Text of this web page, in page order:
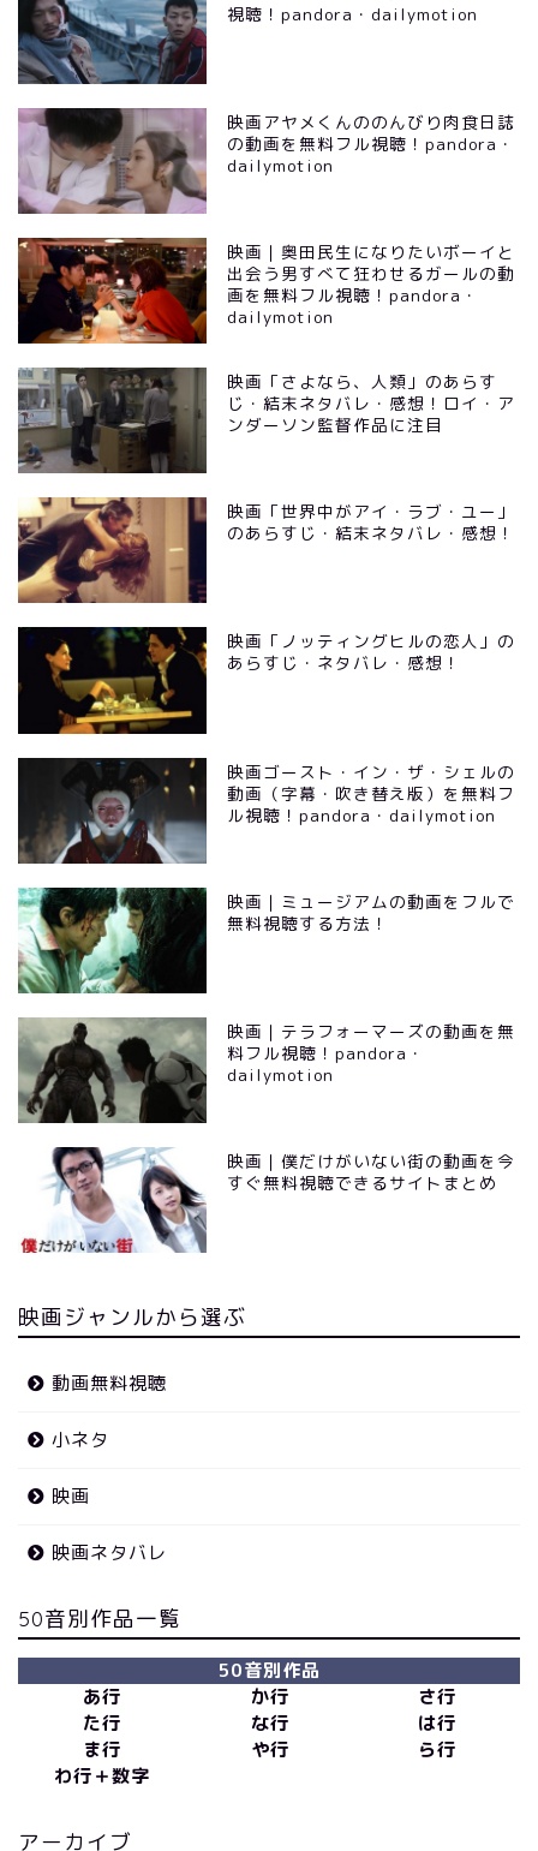
視聴！pandora・dailymotion
映画アヤメくんののんびり肉食日誌
の動画を無料フル視聴！pandora・
dailymotion
映画｜奥田民生になりたいボーイと
出会う男すべて狂わせるガールの動
画を無料フル視聴！pandora・
dailymotion
映画「さよなら、人類」のあらす
じ・結末ネタバレ・感想！ロイ・ア
ンダーソン監督作品に注目
映画「世界中がアイ・ラブ・ユー」
のあらすじ・結末ネタバレ・感想！
映画「ノッティングヒルの恋人」の
あらすじ・ネタバレ・感想！
映画ゴースト・イン・ザ・シェルの
動画（字幕・吹き替え版）を無料フ
ル視聴！pandora・dailymotion
映画｜ミュージアムの動画をフルで
無料視聴する方法！
映画｜テラフォーマーズの動画を無
料フル視聴！pandora・
dailymotion
映画｜僕だけがいない街の動画を今
すぐ無料視聴できるサイトまとめ
映画ジャンルから選ぶ
動画無料視聴
小ネタ
映画
映画ネタバレ
50音別作品一覧
50音別作品
あ行
か行
さ行
た行
な行
は行
ま行
や行
ら行
わ行＋数字
アーカイブ